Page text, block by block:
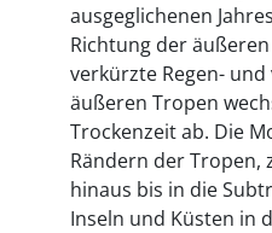
ausgeglichenen
Richtung der
verkürzte Regen-
äußeren Tropen
Trockenzeit ab. Die
Rändern der Tropen,
hinaus bis in die
Inseln und Küsten in